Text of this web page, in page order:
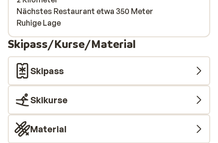
Nächstes Restaurant etwa 350 Meter
Ruhige Lage
Skipass/Kurse/Material
Skipass
Skikurse
Material